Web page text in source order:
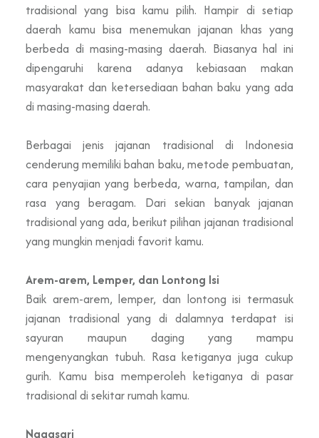
tradisional yang bisa kamu pilih. Hampir di setiap
daerah kamu bisa menemukan jajanan khas yang
berbeda di masing-masing daerah. Biasanya hal ini
dipengaruhi karena adanya kebiasaan makan
masyarakat dan ketersediaan bahan baku yang ada
di masing-masing daerah.
Berbagai jenis jajanan tradisional di Indonesia
cenderung memiliki bahan baku, metode pembuatan,
cara penyajian yang berbeda, warna, tampilan, dan
rasa yang beragam. Dari sekian banyak jajanan
tradisional yang ada, berikut pilihan jajanan tradisional
yang mungkin menjadi favorit kamu.
Arem-arem, Lemper, dan Lontong Isi
Baik arem-arem, lemper, dan lontong isi termasuk
jajanan tradisional yang di dalamnya terdapat isi
sayuran maupun daging yang mampu
mengenyangkan tubuh. Rasa ketiganya juga cukup
gurih. Kamu bisa memperoleh ketiganya di pasar
tradisional di sekitar rumah kamu.
Nagasari